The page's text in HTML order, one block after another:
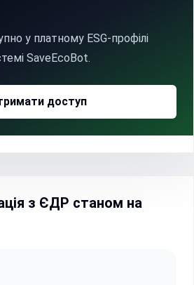
у платному ESG-профілі
SaveEcoBot.
доступ
з ЄДР станом на